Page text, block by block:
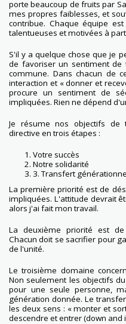
porte beaucoup de fruits par
mes propres faiblesses, et
contribue. Chaque équipe
talentueuses et motivées à
S'il y a quelque chose que je
de favoriser un sentiment de
commune. Dans chacun de
interaction et « donner et
procure un sentiment de
impliquées. Rien ne dépend
Je résume nos objectifs de
directive en trois étapes :
Votre succès
Notre solidarité
3. Transfert
La première priorité est de
impliquées. L'attitude devrait
alors j'ai fait mon travail.
La deuxième priorité est de
Chacun doit se sacrifier pour
de l'unité.
Le troisième domaine
Non seulement les objectifs
pour une seule personne,
génération donnée. Le
les deux sens : « monter et
descendre et entrer (down and